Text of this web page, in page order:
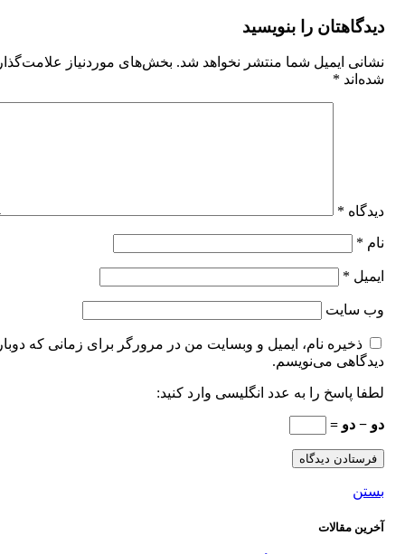
دیدگاهتان را بنویسید
نشانی ایمیل شما منتشر نخواهد شد. بخش‌های موردنیاز
شده‌اند *
دیدگاه *
نام *
ایمیل *
وب‌ سایت
ذخیره نام، ایمیل و وبسایت من در مرورگر برای زمانی که
دیدگاهی می‌نویسم.
لطفا پاسخ را به عدد انگلیسی وارد کنید:
دو − دو =
بستن
آخرین مقالات